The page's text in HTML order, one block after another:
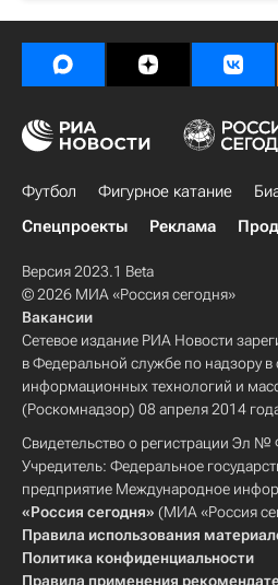
Футбол Фигурное катание
Спецпроекты
Реклама
Версия 2023.1 Beta
© 2026 МИА «Россия сегодня»
Вакансии
Сетевое издание РИА Новости
в Федеральной службе по надзору в
информационных технологий и
(Роскомнадзор) 08 апреля 2014
Свидетельство о регистрации Эл
Учредитель: Федеральное
предприятие Международное
«Россия сегодня» (МИА «Россия
Правила использования
Политика конфиденциальности
Правила применения